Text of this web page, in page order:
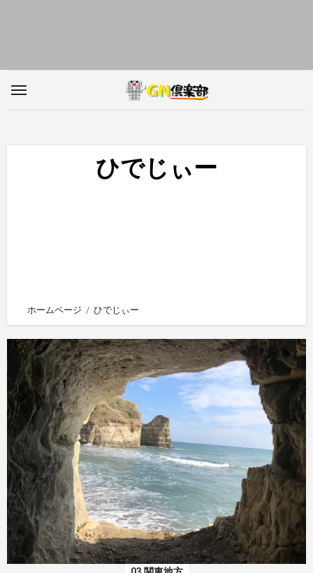
ス
ひでじぃー
ホームページ ひでじぃー